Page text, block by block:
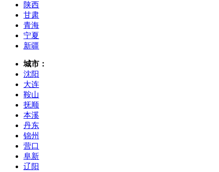
陕西
甘肃
青海
宁夏
新疆
城市：
沈阳
大连
鞍山
抚顺
本溪
丹东
锦州
营口
阜新
辽阳